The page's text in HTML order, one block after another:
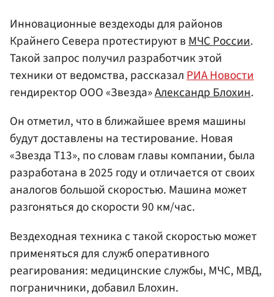
Инновационные вездеходы для районов
Крайнего Севера протестируют вМЧС России.
Такой запрос получил разработчик этой
техники от ведомства, рассказалРИА Новости
гендиректор ООО «Звезда»Александр Блохин.
Он отметил, что в ближайшее время машины
будут доставлены на тестирование. Новая
«Звезда Т13», по словам главы компании, была
разработана в 2025 году и отличается от своих
аналогов большой скоростью. Машина может
разгоняться до скорости 90 км/час.
Вездеходная техника с такой скоростью может
применяться для служб оперативного
реагирования: медицинские службы, МЧС, МВД,
пограничники, добавил Блохин.